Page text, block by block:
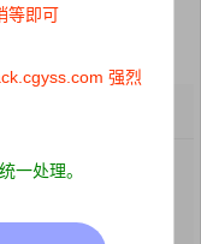
等即可
强烈
一处理。